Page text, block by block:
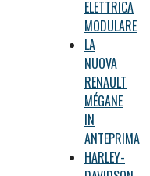
ELETTRICA
MODULARE
LA
NUOVA
RENAULT
MÉGANE
IN
ANTEPRIMA
HARLEY-